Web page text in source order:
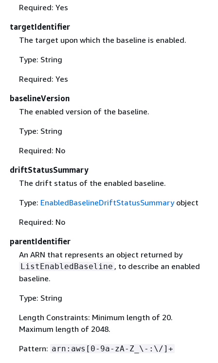
Required: Yes
targetIdentifier
The target upon which the baseline is enabled.
Type: String
Required: Yes
baselineVersion
The enabled version of the baseline.
Type: String
Required: No
driftStatusSummary
The drift status of the enabled baseline.
Type: EnabledBaselineDriftStatusSummaryobject
Required: No
parentIdentifier
An ARN that represents an object returned by
ListEnabledBaseline , to describe an enabled
baseline.
Type: String
Length Constraints: Minimum length of 20.
Maximum length of 2048.
Pattern: arn:aws[0-9a-zA-Z_\-:\/]+